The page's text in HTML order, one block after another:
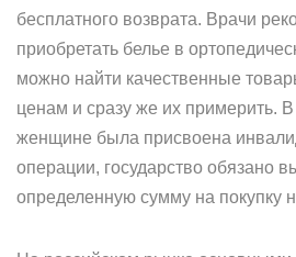
бесплатного возврата. Врачи
приобретать белье в
можно найти качественные
ценам и сразу же их примерить. В
женщине была присвоена
операции, государство обязано
определенную сумму на покупку